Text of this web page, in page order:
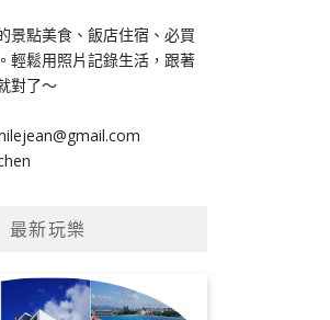
景點美食、飯店住宿、必買
輕鬆用照片記錄生活，跟著
對了～
最新玩樂